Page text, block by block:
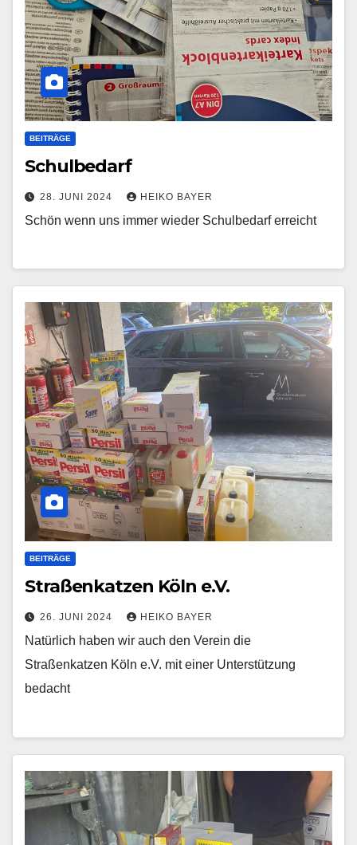
BEITRÄGE
Schulbedarf
28. JUNI 2024 HEIKO BAYER
Schön wenn uns immer wieder Schulbedarf erreicht
BEITRÄGE
Straßenkatzen Köln e.V.
26. JUNI 2024 HEIKO BAYER
Natürlich haben wir auch den Verein die
Straßenkatzen Köln e.V. mit einer Unterstützung
bedacht